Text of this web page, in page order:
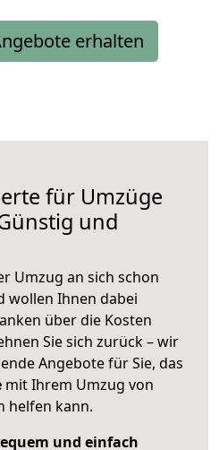
erhalten
für Umzüge
und
Umzug an sich schon
wollen Ihnen dabei
über die Kosten
Sie sich zurück – wir
Angebote für Sie, das
mit Ihrem Umzug von
helfen kann.
und einfach